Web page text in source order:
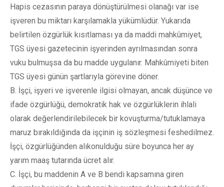
Hapis cezasının paraya dönüştürülmesi olanağı var ise
işveren bu miktarı karşılamakla yükümlüdür. Yukarıda
belirtilen özgürlük kısıtlaması ya da maddi mahkûmiyet,
TGS üyesi gazetecinin işyerinden ayrılmasından sonra
vuku bulmuşsa da bu madde uygulanır. Mahkûmiyeti biten
TGS üyesi günün şartlarıyla görevine döner.
B. İşçi, işyeri ve işverenle ilgisi olmayan, ancak düşünce ve
ifade özgürlüğü, demokratik hak ve özgürlüklerin ihlali
olarak değerlendirilebilecek bir kovuşturma/tutuklamaya
maruz bırakıldığında da işçinin iş sözleşmesi feshedilmez.
İşçi, özgürlüğünden alıkonulduğu süre boyunca her ay
yarım maaş tutarında ücret alır.
C. İşçi, bu maddenin A ve B bendi kapsamına giren